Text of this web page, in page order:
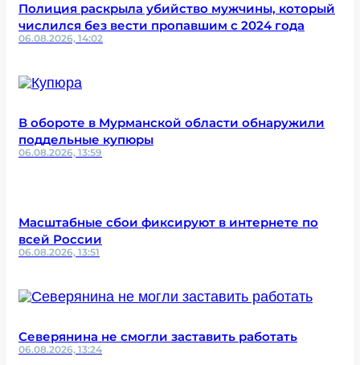
Полиция раскрыла убийство мужчины, который
числился без вести пропавшим с 2024 года
06.08.2026, 14:02
В обороте в Мурманской области обнаружили
поддельные купюры
06.08.2026, 13:59
Масштабные сбои фиксируют в интернете по
всей России
06.08.2026, 13:51
Северянина не смогли заставить работать
06.08.2026, 13:24